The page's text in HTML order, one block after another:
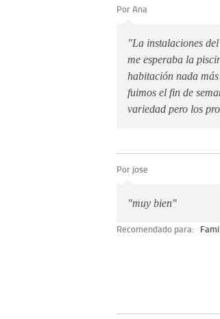
Por Ana
"La instalaciones
me esperaba la
habitación nada
fuimos el fin de
variedad pero los
Por jose
"muy bien"
Recomendado para: